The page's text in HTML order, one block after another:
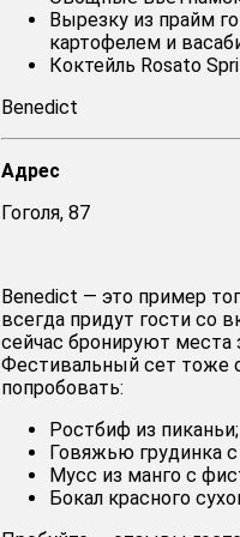
Вырезку из прайм
картофелем и
Коктейль Rosato
Benedict
Адрес
Гоголя, 87
Benedict — это пример
всегда придут гости со
сейчас бронируют места
Фестивальный сет тоже
попробовать:
Ростбиф из пиканьи;
Говяжью грудинка
Мусс из манго с
Бокал красного